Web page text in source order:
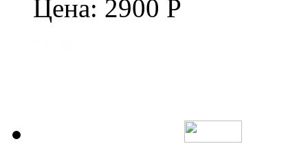
Цена: 2900 Р